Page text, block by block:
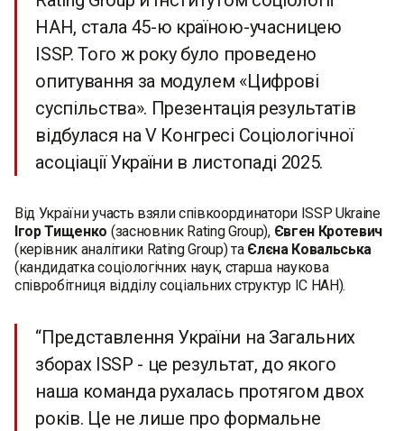
НАН, стала 45-ю країною-учасницею
ISSP. Того ж року було проведено
опитування за модулем «Цифрові
суспільства». Презентація результатів
відбулася на V Конгресі Соціологічної
асоціації України в листопаді 2025.
Від України участь взяли співкоординатори ISSP Ukraine
Ігор Тищенко (засновник Rating Group), Євген Кротевич
(керівник аналітики Rating Group) та Єлєна Ковальська
(кандидатка соціологічних наук, старша наукова
співробітниця відділу соціальних структур ІС НАН).
“Представлення України на Загальних
зборах ISSP - це результат, до якого
наша команда рухалась протягом двох
років. Це не лише про формальне